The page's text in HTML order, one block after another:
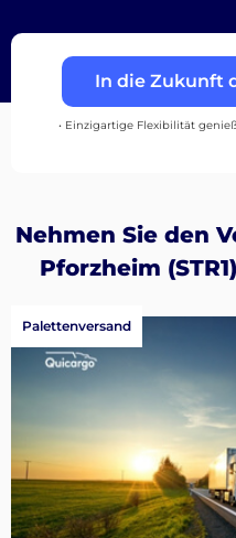
Registrieren
In die Zukunft
• Einzigartige Flexibilität
Nehmen Sie den
Pforzheim
Palettenversand